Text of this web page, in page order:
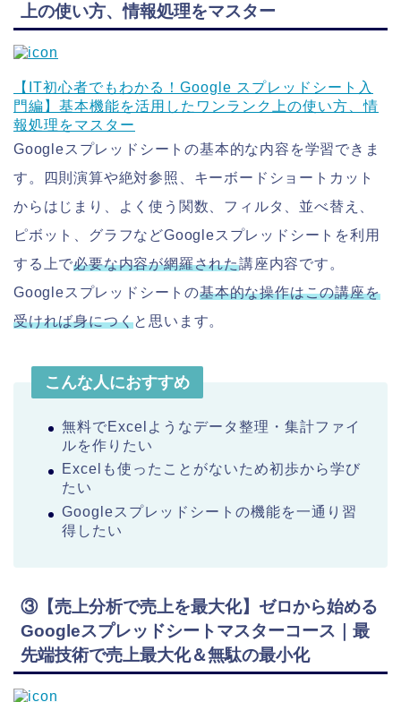
上の使い方、情報処理をマスター
【IT初心者でもわかる！Google スプレッドシート入
門編】基本機能を活用したワンランク上の使い方、情
報処理をマスター
Googleスプレッドシートの基本的な内容を学習できま
す。四則演算や絶対参照、キーボードショートカット
からはじまり、よく使う関数、フィルタ、並べ替え、
ピボット、グラフなどGoogleスプレッドシートを利用
する上で必要な内容が網羅された講座内容です。
Googleスプレッドシートの基本的な操作はこの講座を
受ければ身につくと思います。
こんな人におすすめ
無料でExcelようなデータ整理・集計ファイ
ルを作りたい
Excelも使ったことがないため初歩から学び
たい
Googleスプレッドシートの機能を一通り習
得したい
③【売上分析で売上を最大化】ゼロから始める
Googleスプレッドシートマスターコース｜最
先端技術で売上最大化＆無駄の最小化